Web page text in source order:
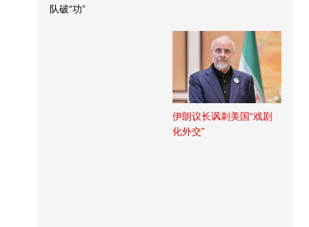
队破“功”
伊朗议长讽刺美国“戏剧
化外交”